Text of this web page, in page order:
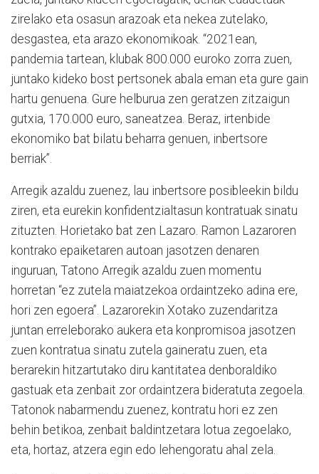
zirelako eta osasun arazoak eta nekea zutelako,
desgastea, eta arazo ekonomikoak. “2021ean,
pandemia tartean, klubak 800.000 euroko zorra zuen,
juntako kideko bost pertsonek abala eman eta gure gain
hartu genuena. Gure helburua zen geratzen zitzaigun
gutxia, 170.000 euro, saneatzea. Beraz, irtenbide
ekonomiko bat bilatu beharra genuen, inbertsore
berriak”.
Arregik azaldu zuenez, lau inbertsore posibleekin bildu
ziren, eta eurekin konfidentzialtasun kontratuak sinatu
zituzten. Horietako bat zen Lazaro. Ramon Lazaroren
kontrako epaiketaren autoan jasotzen denaren
inguruan, Tatono Arregik azaldu zuen momentu
horretan “ez zutela maiatzekoa ordaintzeko adina ere,
hori zen egoera”. Lazarorekin Xotako zuzendaritza
juntan erreleborako aukera eta konpromisoa jasotzen
zuen kontratua sinatu zutela gaineratu zuen, eta
berarekin hitzartutako diru kantitatea denboraldiko
gastuak eta zenbait zor ordaintzera bideratuta zegoela.
Tatonok nabarmendu zuenez, kontratu hori ez zen
behin betikoa, zenbait baldintzetara lotua zegoelako,
eta, hortaz, atzera egin edo lehengoratu ahal zela.